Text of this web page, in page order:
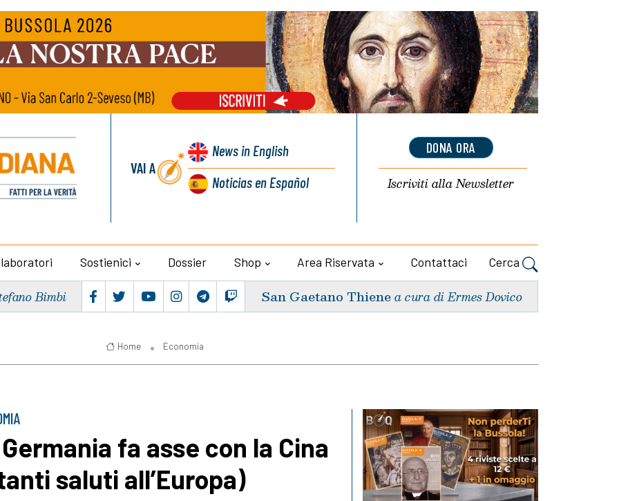
VAI A
Newsin English
Noticiasen Español
DONA ORA
Iscriviti allaNewsletter
Sostienici Dossier Shop Area Riservata Contattaci Cerca
Bimbi San Gaetano Thiene a cura di Ermes Dovico
Home Economia
fa asse con la Cina
saluti all’Europa)